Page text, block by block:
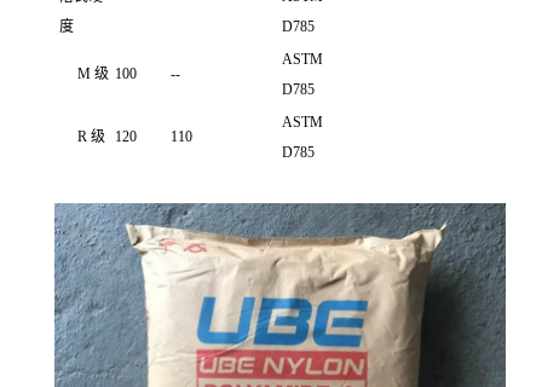
度
D785
M 级 100 --
ASTM
D785
R 级 120 110
ASTM
D785